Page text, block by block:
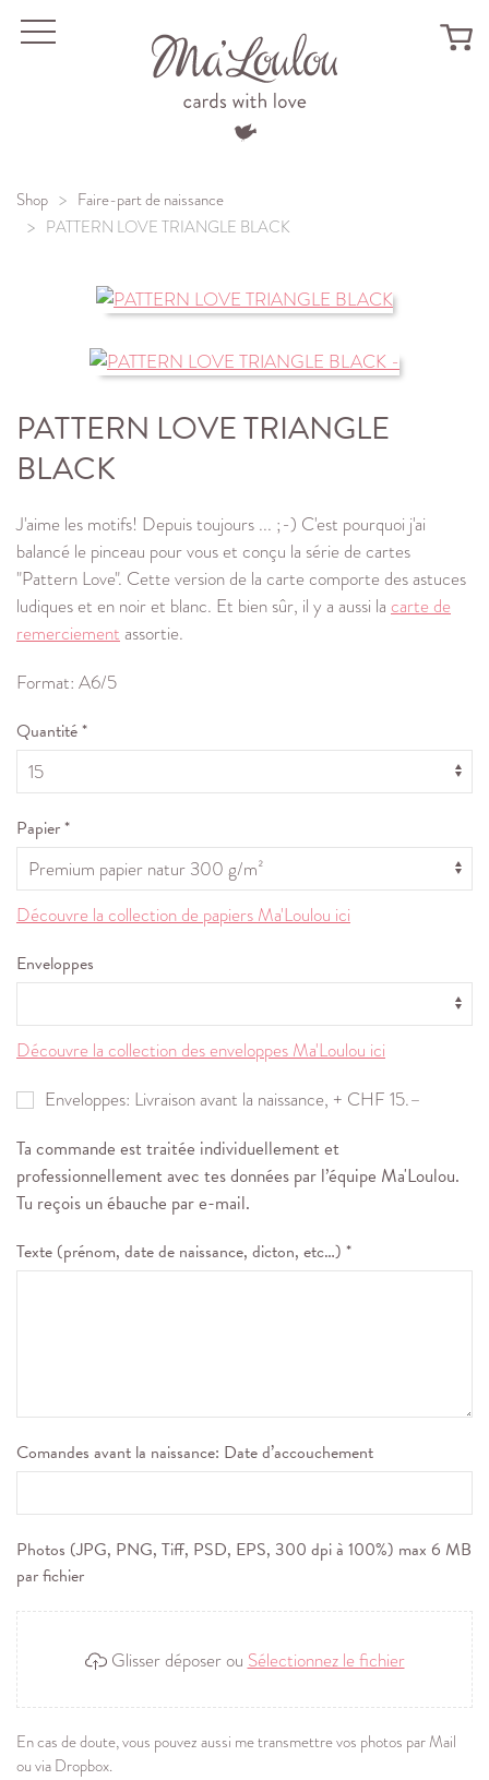
Menu
Shop
Faire-part de naissance
PATTERN LOVE TRIANGLE BLACK
PATTERN LOVE TRIANGLE
BLACK
J'aime les motifs! Depuis toujours ... ;-) C'est pourquoi j'ai
balancé le pinceau pour vous et conçu la série de cartes
"Pattern Love". Cette version de la carte comporte des astuces
ludiques et en noir et blanc. Et bien sûr, il y a aussi la carte de
remerciementassortie.
Format: A6/5
Quantité *
Papier *
Découvre la collection de papiers Ma'Loulou ici
Enveloppes
Découvre la collection des enveloppes Ma'Loulou ici
Enveloppes: Livraison avant la naissance, + CHF 15.–
Ta commande est traitée individuellement et
professionnellement avec tes données par l’équipe Ma'Loulou.
Tu reçois un ébauche par e-mail.
Texte (prénom, date de naissance, dicton, etc…) *
Comandes avant la naissance: Date d’accouchement
Photos (JPG, PNG, Tiff, PSD, EPS, 300 dpi à 100%) max 6 MB
par fichier
Glisser déposer ouSélectionnez le fichier
En cas de doute, vous pouvez aussi me transmettre vos photos par Mail
ou via Dropbox.